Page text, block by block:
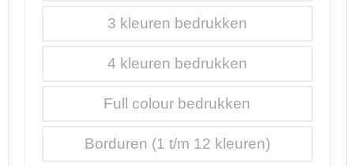
3
4
Borduren
Full colour